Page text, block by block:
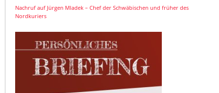
Nachruf auf Jürgen Mladek – Chef der Schwäbischen und früher des
Nordkuriers